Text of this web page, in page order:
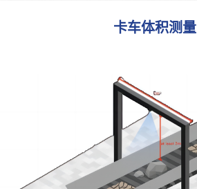
卡车体积测量
卡车体积测量
杉维科技的卡车体积测量系统通过自